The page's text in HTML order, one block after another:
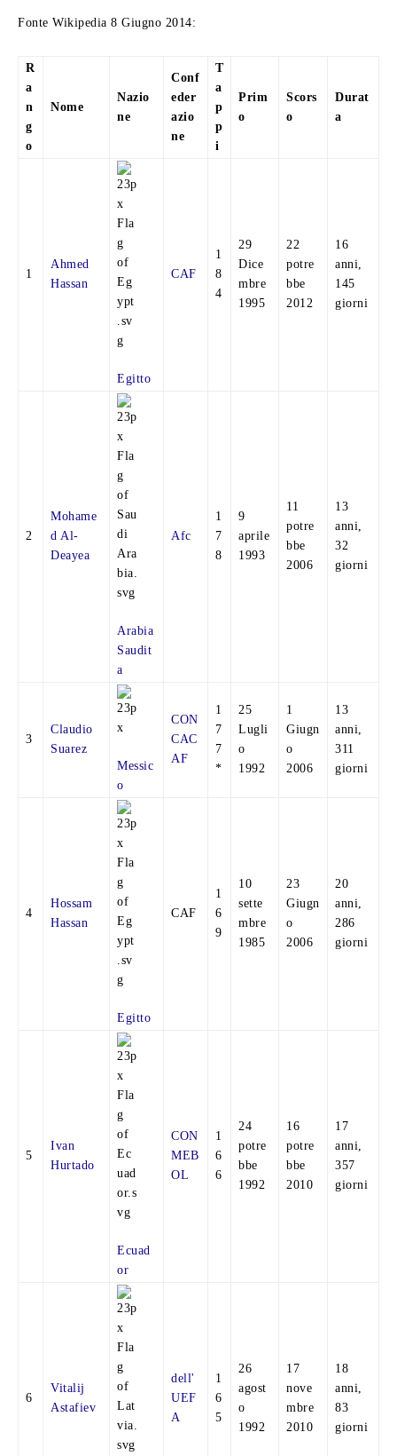
Fonte Wikipedia 8 Giugno 2014:
R
a
n
g
o
Nome
Nazio
ne
Conf
eder
azio
ne
T
a
p
p
i
Prim
o
Scors
o
Durat
a
1
Ahmed
Hassan
Egitto
CAF
1
8
4
29
Dice
mbre
1995
22
potre
bbe
2012
16
anni,
145
giorni
2
Mohame
d Al-
Deayea
Arabia
Saudit
a
Afc
1
7
8
9
aprile
1993
11
potre
bbe
2006
13
anni,
32
giorni
3
Claudio
Suarez
Messic
o
CON
CAC
AF
1
7
7
*
25
Lugli
o
1992
1
Giugn
o
2006
13
anni,
311
giorni
4
Hossam
Hassan
Egitto
CAF
1
6
9
10
sette
mbre
1985
23
Giugn
o
2006
20
anni,
286
giorni
5
Ivan
Hurtado
Ecuad
or
CON
MEB
OL
1
6
6
24
potre
bbe
1992
16
potre
bbe
2010
17
anni,
357
giorni
6
Vitalij
Astafiev
dell'
UEF
A
1
6
5
26
agost
o
1992
17
nove
mbre
2010
18
anni,
83
giorni